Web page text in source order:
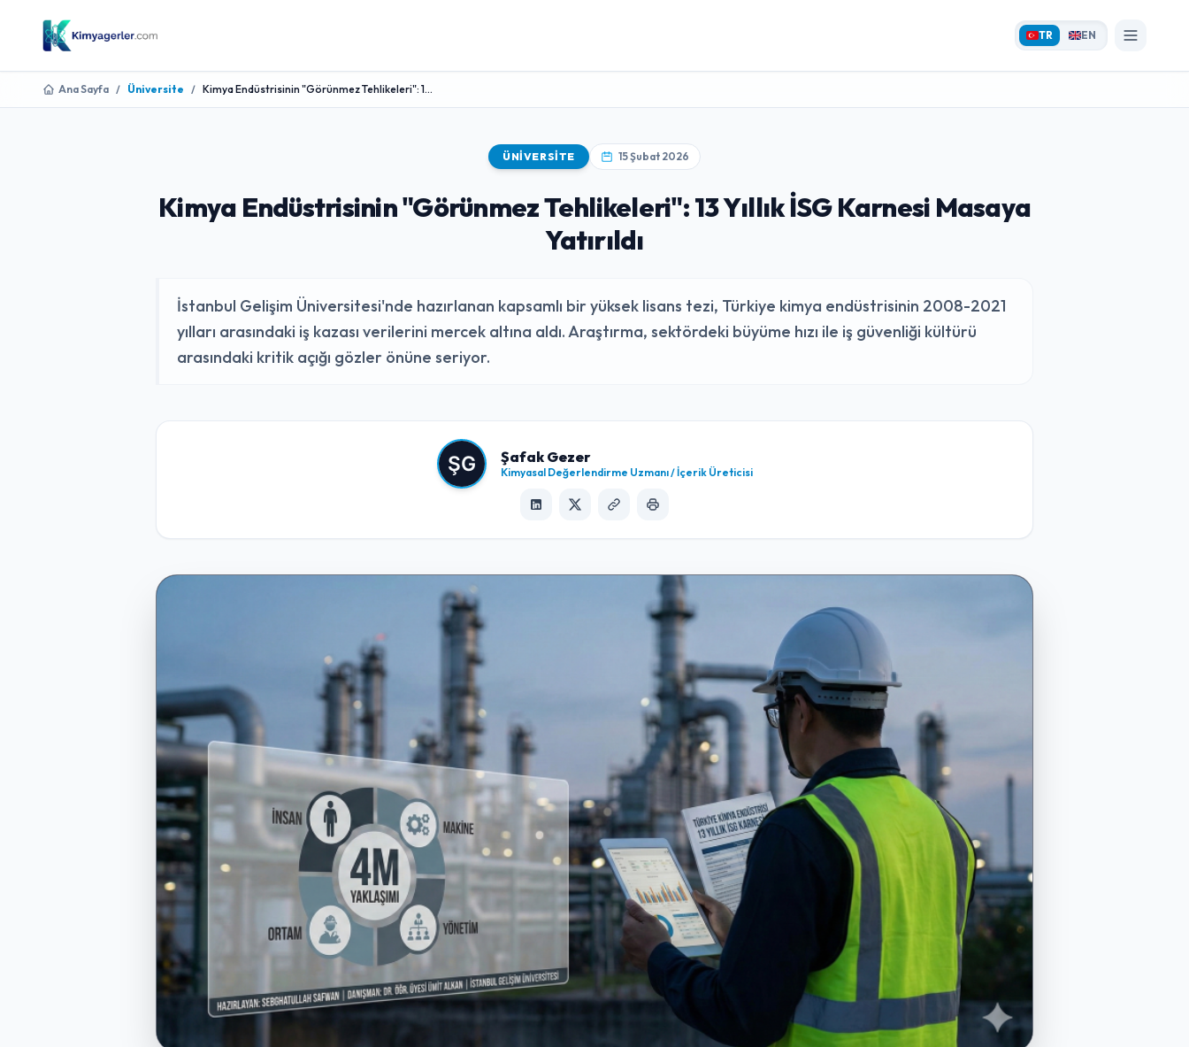
TR EN
Ana Sayfa / Üniversite / Kimya Endüstrisinin "Görünmez Tehlikeleri": 1...
ÜNIVERSITE 15 Şubat 2026
Kimya Endüstrisinin "Görünmez Tehlikeleri": 13 Yıllık İSG Karnesi Masaya
Yatırıldı
İstanbul Gelişim Üniversitesi'nde hazırlanan kapsamlı bir yüksek lisans tezi, Türkiye kimya endüstrisinin 2008-2021
yılları arasındaki iş kazası verilerini mercek altına aldı. Araştırma, sektördeki büyüme hızı ile iş güvenliği kültürü
arasındaki kritik açığı gözler önüne seriyor.
Şafak Gezer
Kimyasal Değerlendirme Uzmanı / İçerik Üreticisi